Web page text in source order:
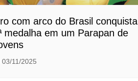
com arco do Brasil conquista
medalha em um Parapan de
03/11/2025